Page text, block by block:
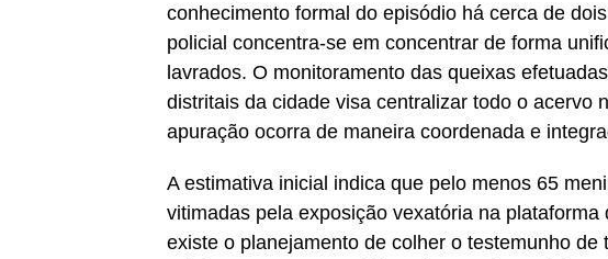
conhecimento formal do episódio há cerca de
policial concentra-se em concentrar de forma
lavrados. O monitoramento das queixas
distritais da cidade visa centralizar todo o acervo
apuração ocorra de maneira coordenada e
A estimativa inicial indica que pelo menos 65
vitimadas pela exposição vexatória na
existe o planejamento de colher o testemunho